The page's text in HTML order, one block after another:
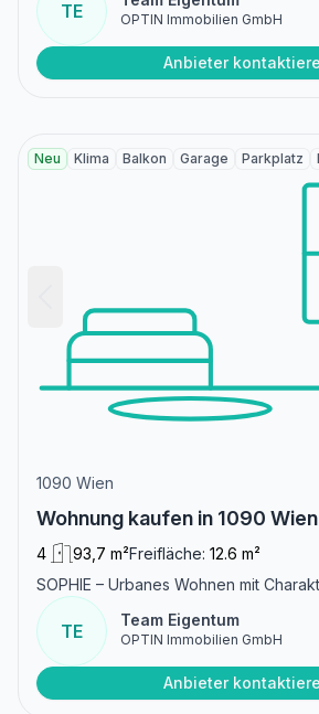
TE OPTIN Immobilien GmbH
Anbieter
Neu Klima Balkon Garage Parkplatz
1090 Wien
Wohnung kaufen in 1090 Wien
4 93,7 m²Freifläche: 12.6 m²
SOPHIE – Urbanes Wohnen mit
TE
Team Eigentum
OPTIN Immobilien GmbH
Anbieter